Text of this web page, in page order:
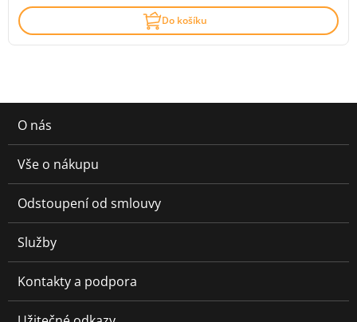
Do košíku
O nás
Vše o nákupu
Odstoupení od smlouvy
Služby
Kontakty a podpora